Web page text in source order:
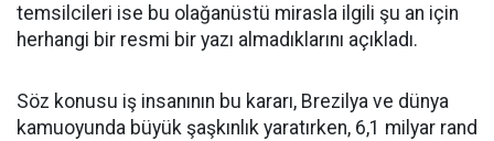
temsilcileri ise bu olağanüstü mirasla ilgili şu an için
herhangi bir resmi bir yazı almadıklarını açıkladı.
Söz konusu iş insanının bu kararı, Brezilya ve dünya
kamuoyunda büyük şaşkınlık yaratırken, 6,1 milyar rand